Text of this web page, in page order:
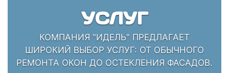
УСЛУГ
КОМПАНИЯ "ИДЕЛЬ" ПРЕДЛАГАЕТ
ШИРОКИЙ ВЫБОР УСЛУГ: ОТ ОБЫЧНОГО
РЕМОНТА ОКОН ДО ОСТЕКЛЕНИЯ ФАСАДОВ.